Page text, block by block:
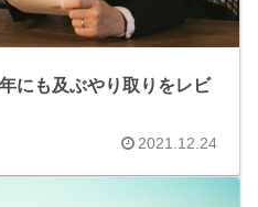
にも及ぶやり取りをレビ
2021.12.24